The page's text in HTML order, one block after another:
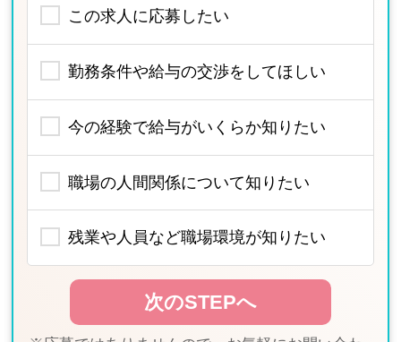
この求人に応募したい
勤務条件や給与の交渉をしてほしい
今の経験で給与がいくらか知りたい
職場の人間関係について知りたい
残業や人員など職場環境が知りたい